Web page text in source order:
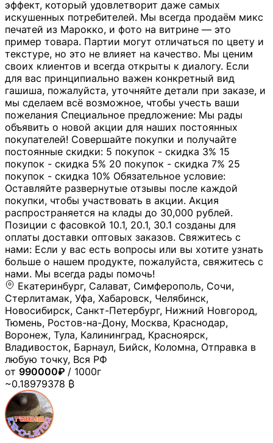
эффект, который удовлетворит даже самых
искушенных потребителей. Мы всегда продаём микс
печатей из Марокко, и фото на витрине — это
пример товара. Партии могут отличаться по цвету и
текстуре, но это не влияет на качество. Мы ценим
своих клиентов и всегда открыты к диалогу. Если
для вас принципиально важен конкретный вид
гашиша, пожалуйста, уточняйте детали при заказе, и
мы сделаем всё возможное, чтобы учесть ваши
пожелания Специальное предложение: Мы рады
объявить о новой акции для наших постоянных
покупателей! Совершайте покупки и получайте
постоянные скидки: 5 покупок - скидка 3% 15
покупок - скидка 5% 20 покупок - скидка 7% 25
покупок - скидка 10% Обязательное условие:
Оставляйте развернутые отзывы после каждой
покупки, чтобы участвовать в акции. Акция
распространяется на клады до 30,000 рублей.
Позиции с фасовкой 10.1, 20.1, 30.1 созданы для
оплаты доставки оптовых заказов. Свяжитесь с
нами: Если у вас есть вопросы или вы хотите узнать
больше о нашем продукте, пожалуйста, свяжитесь с
нами. Мы всегда рады помочь!
Екатеринбург, Салават, Симферополь, Сочи,
Стерлитамак, Уфа, Хабаровск, Челябинск,
Новосибирск, Санкт-Петербург, Нижний Новгород,
Тюмень, Ростов-на-Дону, Москва, Краснодар,
Воронеж, Тула, Калининград, Красноярск,
Владивосток, Барнаул, Бийск, Коломна, Отправка в
любую точку, Вся РФ
от 990000₽ / 1000г
~0.18979378 ₿